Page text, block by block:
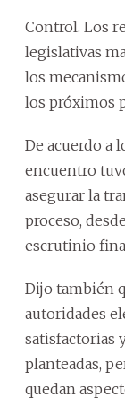
Control. Los
legislativas
los
los próximos
De acuerdo a
encuentro
asegurar la
proceso,
escrutinio
Dijo también
autoridades
satisfactorias
planteadas,
quedan